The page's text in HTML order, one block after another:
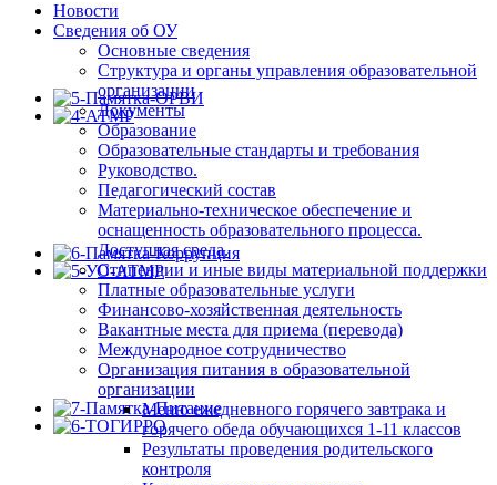
Новости
Сведения об ОУ
Основные сведения
Структура и органы управления образовательной
организации
Документы
Образование
Образовательные стандарты и требования
Руководство.
Педагогический состав
Материально-техническое обеспечение и
оснащенность образовательного процесса.
Доступная среда.
Стипендии и иные виды материальной поддержки
Платные образовательные услуги
Финансово-хозяйственная деятельность
Вакантные места для приема (перевода)
Международное сотрудничество
Организация питания в образовательной
организации
Меню ежедневного горячего завтрака и
горячего обеда обучающихся 1-11 классов
Результаты проведения родительского
контроля